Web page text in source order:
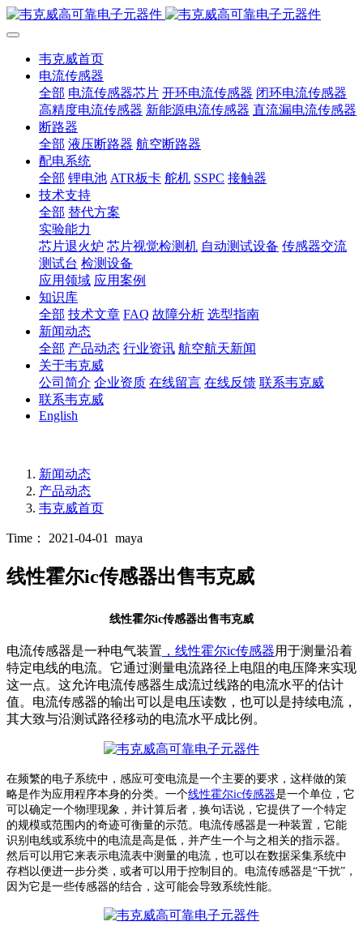
韦克威首页
电流传感器
全部 电流传感器芯片 开环电流传感器 闭环电流传感器
高精度电流传感器 新能源电流传感器 直流漏电流传感器
断路器
全部 液压断路器 航空断路器
配电系统
全部 锂电池 ATR板卡 舵机 SSPC 接触器
技术支持
全部 替代方案
实验能力
芯片退火炉 芯片视觉检测机 自动测试设备 传感器交流
测试台 检测设备
应用领域 应用案例
知识库
全部 技术文章 FAQ 故障分析 选型指南
新闻动态
全部 产品动态 行业资讯 航空航天新闻
关于韦克威
公司简介 企业资质 在线留言 在线反馈 联系韦克威
联系韦克威
English
新闻动态
产品动态
韦克威首页
Time： 2021-04-01 maya
线性霍尔ic传感器出售韦克威
线性霍尔ic传感器出售韦克威
电流传感器是一种电气装置 ，线性霍尔ic传感器用于测量沿着
特定电线的电流。它通过测量电流路径上电阻的电压降来实现
这一点。这允许电流传感器生成流过线路的电流水平的估计
值。电流传感器的输出可以是电压读数，也可以是持续电流，
其大致与沿测试路径移动的电流水平成比例。
在频繁的电子系统中，感应可变电流是一个主要的要求，这样做的策
略是作为应用程序本身的分类。一个线性霍尔ic传感器是一个单位，它
可以确定一个物理现象，并计算后者，换句话说，它提供了一个特定
的规模或范围内的奇迹可衡量的示范。电流传感器是一种装置，它能
识别电线或系统中的电流是高是低，并产生一个与之相关的指示器。
然后可以用它来表示电流表中测量的电流，也可以在数据采集系统中
存档以便进一步分类，或者可以用于控制目的。电流传感器是“干扰”，
因为它是一些传感器的结合，这可能会导致系统性能。